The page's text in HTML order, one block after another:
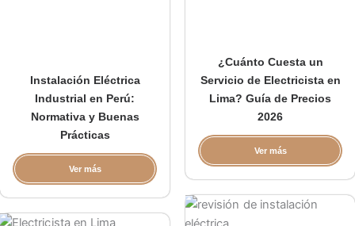
¿Cuánto Cuesta un
Servicio de Electricista en
Lima? Guía de Precios
2026
Ver más
Instalación Eléctrica
Industrial en Perú:
Normativa y Buenas
Prácticas
Ver más